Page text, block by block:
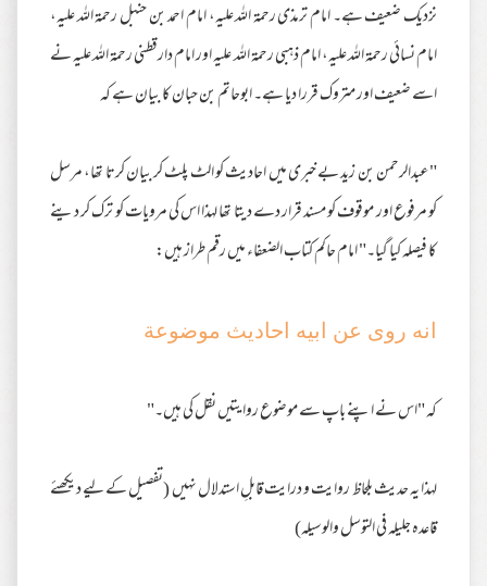
نزدیک ضعیف ہے۔ امام ترمذی رحمۃ اللہ علیہ، امام احمد بن حنبل رحمۃ اللہ علیہ،
امام نسائی رحمۃ اللہ علیہ، امام ذہبی رحمۃ اللہ علیہ اور امام دارقطنی رحمۃ اللہ علیہ نے
اسے ضعیف اور متروک قررا دیا ہے۔ ابوحاتم بن حبان کا بیان ہے کہ
"عبدالرحمن بن زید بے خبری میں احادیث کو الٹ پلٹ کر بیان کرتا تھا، مرسل
کو مرفوع اور موقوف کو مسند قرار دے دیتا تھا لہذا اس کی مرویات کو ترک کر دینے
کا فیصلہ کیا گیا۔" امام حاکم کتاب الضعفاء میں رقم طراز ہیں:
انه روى عن ابيه احاديث موضوعة
کہ "اس نے اپنے باپ سے موضوع روایتیں نقل کی ہیں۔"
لہذا یہ حدیث بلحاظ روایت و درایت قابلِ استدلال نہیں (تفصیل کے لیے دیکھئے
قاعدہ جلیلہ فی التوسل والوسیلہ)